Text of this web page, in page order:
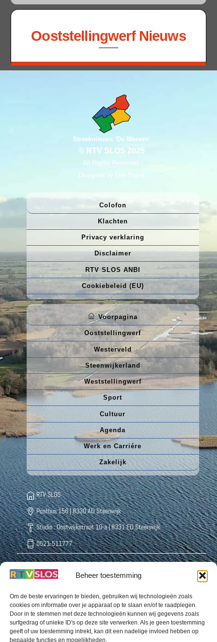
Beheer toestemming
Om de beste ervaringen te bieden, gebruiken wij technologieën zoals
cookies om informatie over je apparaat op te slaan en/of te raadplegen.
Door in te stemmen met deze technologieën kunnen wij gegevens zoals
surfgedrag of unieke ID's op deze site verwerken. Als je geen toestemming
geeft of uw toestemming intrekt, kan dit een nadelige invloed hebben op
bepaalde functies en mogelijkheden.
Ooststellingwerf Nieuws
Streeknieuws ‘De Werven’
© RTV SLOS 2025
All Rights Reserved.
Designed by Dirk Brans
Colofon
Klachten
Privacy verklaring
Disclaimer
RTV SLOS ANBI
Cookiebeleid (EU)
Voorpagina
Ooststellingwerf
Westerveld
Steenwijkerland
Weststellingwerf
Sport
Cultuur
Agenda
Werk en Carriére
Zakelijk
RTV SLOS
Postbus 156 | 8330 AD Steenwijk
Studio : Oostwijkstraat 10-a | 8331 ED Steenwijk
0521-511777
Radio Weststellingwerf Centraal
Buurthuisstraat 5 8391 CD Noordwolde
0561-432222